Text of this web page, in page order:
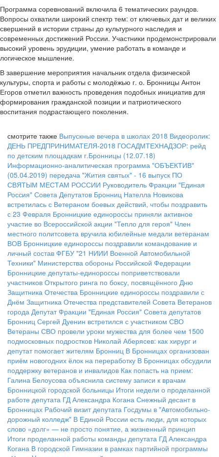
Программа соревнований включила 6 тематических раундов.
Вопросы охватили широкий спектр тем: от ключевых дат и великих
свершений в истории страны до культурного наследия и
современных достижений России. Участники продемонстрировали
высокий уровень эрудиции, умение работать в команде и
логическое мышление.
В завершение мероприятия начальник отдела физической
культуры, спорта и работы с молодёжью г. о. Бронницы Антон
Егоров отметил важность проведения подобных инициатив для
формирования гражданской позиции и патриотического
воспитания подрастающего поколения.
смотрите также Выпускные вечера в школах 2018 Видеоролик:
ДЕНЬ ПРЕДПРИНИМАТЕЛЯ-2018 ГОСАДМТЕХНАДЗОР: рейд
по детским площадкам г.Бронницы (12.07.18)
Информационно-аналитическая программа "ОБЪЕКТИВ"
(05.04.2019) передача "Жития святых" - 16 выпуск ПО
СВЯТЫМ МЕСТАМ РОССИИ Руководитель Фракции "Единая
Россия" Совета Депутатов Бронниц Нателла Новикова
встретилась с Ветераном боевых действий, чтобы поздравить
с 23 Февраля Бронницкие единороссы приняли активное
участие во Всероссийской акции "Тепло для героя" Член
местного политсовета вручила юбилейные медали ветеранам
ВОВ Бронницкие единороссы поздравили командование и
личный состав ФГБУ "21 НИИИ Военной Автомобильной
Техники" Министерства обороны Российской Федерации
Бронницкие депутаты-единороссы поприветствовали
участников Открытого ринга по боксу, посвящённого Дню
Защитника Отечества Бронницкие единороссы поздравили с
Днём Защитника Отечества представителей Совета Ветеранов
города Депутат Фракции "Единая Россия" Совета депутатов
Бронниц Сергей Дуенин встретился с участником СВО
Ветераны СВО провели уроки мужества для более чем 1500
подмосковных подростков Николай Аберясев: как хирург и
депутат помогает жителям Бронниц В Бронницах организован
приём новогодних ёлок на переработку В Бронницах обсудили
поддержку ветеранов и инвалидов Как попасть на прием:
Галина Белоусова объяснила систему записи к врачам
Бронницкой городской больницы Итоги недели о проделанной
работе депутата ГД Александра Когана Снежный десант в
Бронницах Рабочий визит депутата Госдумы в "Автомобильно-
дорожный колледж" В Единой России есть люди, для которых
слово «долг» — не просто понятие, а жизненный принцип
Итоги проделанной работы команды депутата ГД Александра
Когана В городской Гимназии в рамках партийной программы